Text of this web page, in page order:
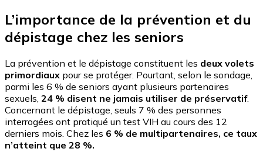
L’importance de la prévention et du
dépistage chez les seniors
La prévention et le dépistage constituent les deux volets
primordiaux pour se protéger. Pourtant, selon le sondage,
parmi les 6 % de seniors ayant plusieurs partenaires
sexuels, 24 % disent ne jamais utiliser de préservatif.
Concernant le dépistage, seuls 7 % des personnes
interrogées ont pratiqué un test VIH au cours des 12
derniers mois. Chez les 6 % de multipartenaires, ce taux
n’atteint que 28 %.